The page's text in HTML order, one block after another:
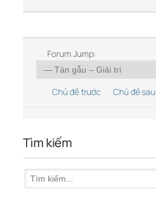
Forum Jump:
Chủ đề trước Chủ đề sau
Tìm kiếm